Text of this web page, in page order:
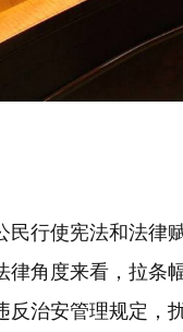
民行使宪法和法律
律角度来看，拉条
反治安管理规定，